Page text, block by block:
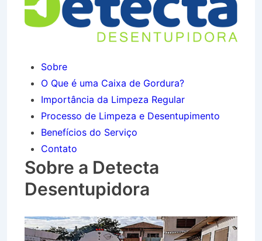
Sobre
O Que é uma Caixa de Gordura?
Importância da Limpeza Regular
Processo de Limpeza e Desentupimento
Benefícios do Serviço
Contato
Sobre a Detecta
Desentupidora